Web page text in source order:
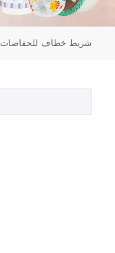
شريط خطاف للحفاضات